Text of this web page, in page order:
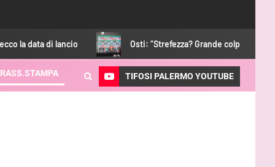
Osti: “Strefezza? Grande colpo. Mercato per noi finito”
RASS.STAMPA TIFOSI PALERMO YOUTUBE